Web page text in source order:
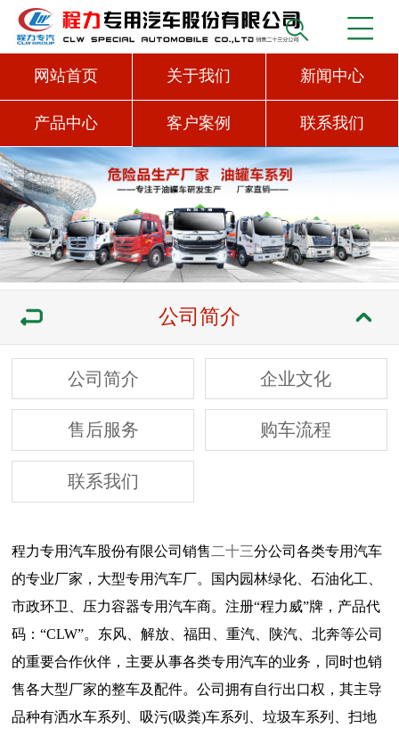
网站首页 关于我们 新闻中心
产品中心 客户案例 联系我们
公司简介
公司简介 企业文化
售后服务 购车流程
联系我们
程力专用汽车股份有限公司销售 二十三分公司各类专用汽车
的专业厂家，大型专用汽车厂。国内园林绿化、石油化工、
市政环卫、压力容器专用汽车商。注册“程力威”牌，产品代
码：“CLW”。东风、解放、福田、重汽、陕汽、北奔等公司
的重要合作伙伴，主要从事各类专用汽车的业务，同时也销
售各大型厂家的整车及配件。公司拥有自行出口权，其主导
品种有洒水车系列、吸污(吸粪)车系列、垃圾车系列、扫地